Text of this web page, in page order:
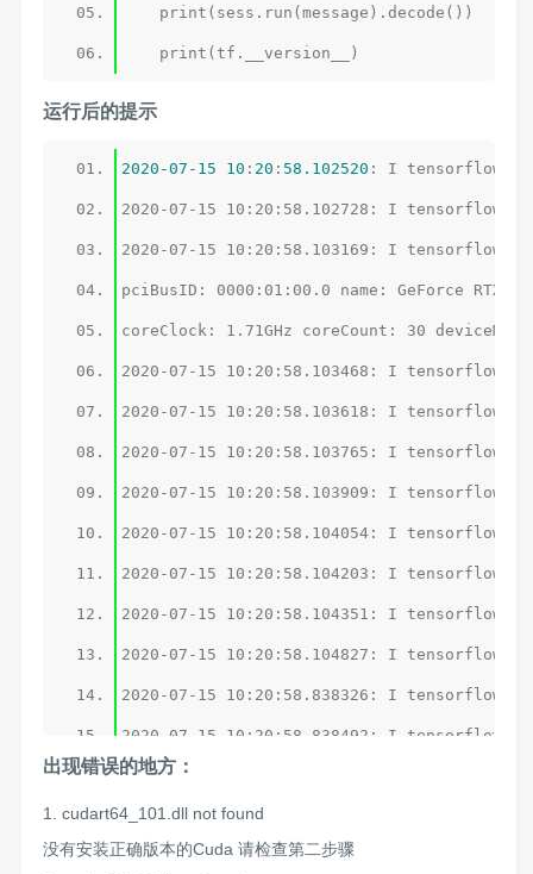
运行后的提示
2020 -07 -15 10 : 20 : 58.102520 : I tensorflow/
2020-07-15 10:20:58.102728: I
2020-07-15 10:20:58.103468: I tensorflow/
2020-07-15 10:20:58.103618: I tensorflow/
2020-07-15 10:20:58.103765: I tensorflow/
2020-07-15 10:20:58.103909: I tensorflow/
2020-07-15 10:20:58.104054: I tensorflow/
2020-07-15 10:20:58.104203: I tensorflow/
2020-07-15 10:20:58.104351: I tensorflow/
2020-07-15 10:20:58.839346: I tensorflow/
2020-07-15 10:20:58.842158: I
出现错误的地方：
cudart64_101.dll not found
没有安装正确版本的Cuda 请检查第二步骤